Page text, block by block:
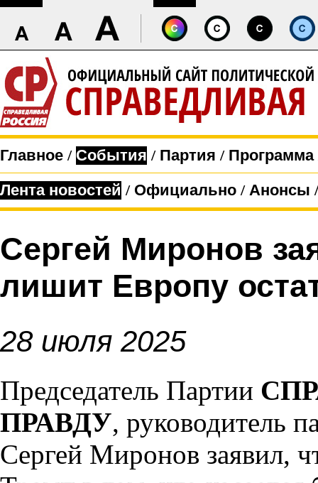
Главное / События / Партия / Программа
Лента новостей / Официально / Анонсы
Сергей Миронов
лишит Европу
28 июля 2025
Председатель Партии
ПРАВДУ, руководитель
Сергей Миронов заявил,